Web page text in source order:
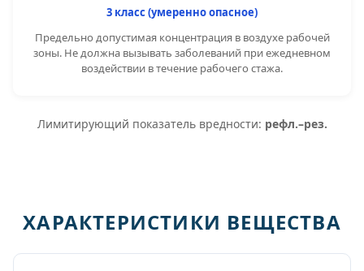
3 класс (умеренно опасное)
Предельно допустимая концентрация в воздухе рабочей
зоны. Не должна вызывать заболеваний при ежедневном
воздействии в течение рабочего стажа.
Лимитирующий показатель вредности: рефл.–рез.
ХАРАКТЕРИСТИКИ ВЕЩЕСТВА